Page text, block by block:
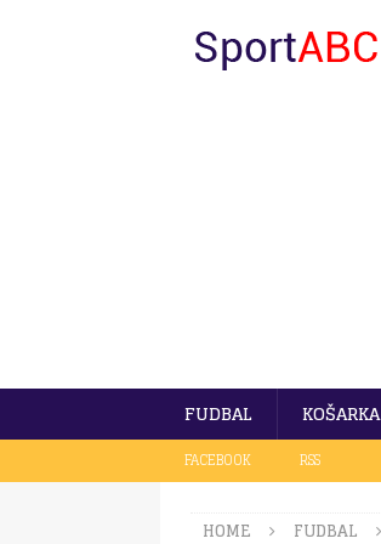
FUDBAL KOŠARKA
FACEBOOK RSS
HOME FUDBAL